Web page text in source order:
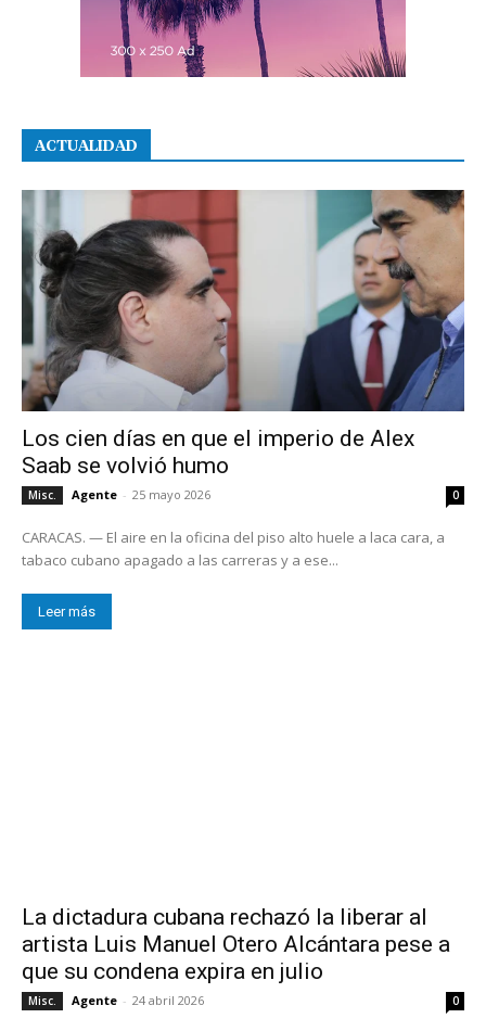
ACTUALIDAD
Los cien días en que el imperio de Alex
Saab se volvió humo
Misc. Agente - 25 mayo 2026 0
CARACAS. — El aire en la oficina del piso alto huele a laca cara, a
tabaco cubano apagado a las carreras y a ese...
Leer más
La dictadura cubana rechazó la liberar al
artista Luis Manuel Otero Alcántara pese a
que su condena expira en julio
Misc. Agente - 24 abril 2026 0